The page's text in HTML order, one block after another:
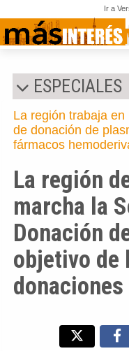
Ir a
ESPECIALES
La región trabaja
de donación de
fármacos
La región
marcha la
Donación
objetivo de
donaciones